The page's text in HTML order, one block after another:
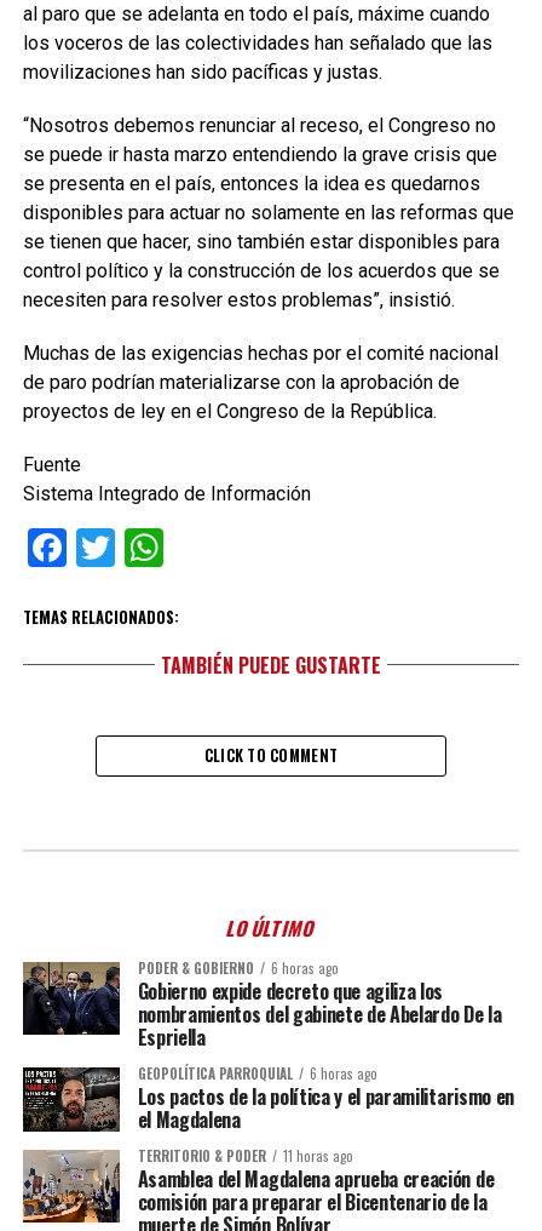
al paro que se adelanta en todo el país, máxime cuando
los voceros de las colectividades han señalado que las
movilizaciones han sido pacíficas y justas.
“Nosotros debemos renunciar al receso, el Congreso no
se puede ir hasta marzo entendiendo la grave crisis que
se presenta en el país, entonces la idea es quedarnos
disponibles para actuar no solamente en las reformas que
se tienen que hacer, sino también estar disponibles para
control político y la construcción de los acuerdos que se
necesiten para resolver estos problemas”, insistió.
Muchas de las exigencias hechas por el comité nacional
de paro podrían materializarse con la aprobación de
proyectos de ley en el Congreso de la República.
Fuente
Sistema Integrado de Información
Facebook
TwitterWhatsApp
TEMAS RELACIONADOS:
TAMBIÉN PUEDE GUSTARTE
CLICK TO COMMENT
LO ÚLTIMO
PODER & GOBIERNO 6 horas ago
Gobierno expide decreto que agiliza los
nombramientos del gabinete de Abelardo De la
Espriella
GEOPOLÍTICA PARROQUIAL 6 horas ago
Los pactos de la política y el paramilitarismo en
el Magdalena
TERRITORIO & PODER 11 horas ago
Asamblea del Magdalena aprueba creación de
comisión para preparar el Bicentenario de la
muerte de Simón Bolívar